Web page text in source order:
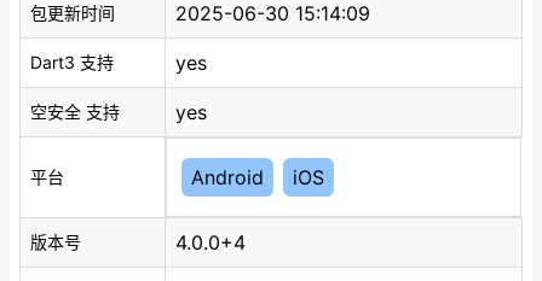
包更新时间 2025-06-30 15:14:09
Dart3 支持 yes
空安全 支持 yes
平台 Android iOS
版本号 4.0.0+4